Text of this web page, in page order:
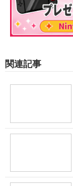
関連記事